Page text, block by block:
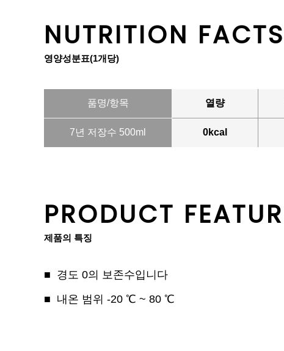
NUTRITION FACTS
영양성분표(1개당)
품명/항목 열량
7년 저장수 500ml 0kcal
PRODUCT
제품의 특징
경도 0의 보존수입니다
내온 범위 -20 ℃ ~ 80 ℃